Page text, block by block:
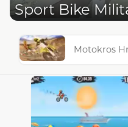
Sport Bike
Motokros